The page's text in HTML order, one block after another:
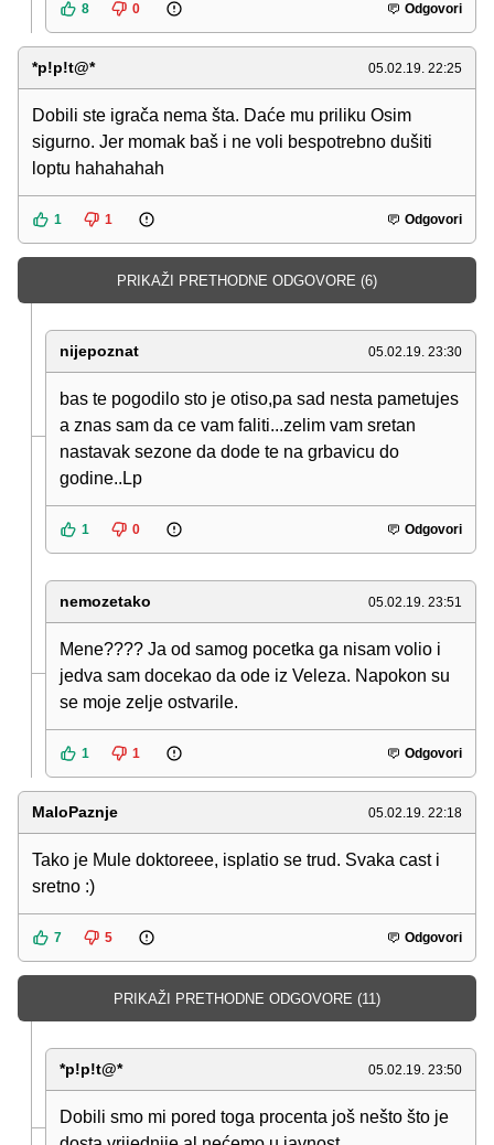
8 0 Odgovori
*p!p!t@* 05.02.19. 22:25
Dobili ste igrača nema šta. Daće mu priliku Osim
sigurno. Jer momak baš i ne voli bespotrebno dušiti
loptu hahahahah
1 1 Odgovori
PRIKAŽI PRETHODNE ODGOVORE (6)
nijepoznat 05.02.19. 23:30
bas te pogodilo sto je otiso,pa sad nesta pametujes
a znas sam da ce vam faliti...zelim vam sretan
nastavak sezone da dode te na grbavicu do
godine..Lp
1 0 Odgovori
nemozetako 05.02.19. 23:51
Mene???? Ja od samog pocetka ga nisam volio i
jedva sam docekao da ode iz Veleza. Napokon su
se moje zelje ostvarile.
1 1 Odgovori
MaloPaznje 05.02.19. 22:18
Tako je Mule doktoreee, isplatio se trud. Svaka cast i
sretno :)
7 5 Odgovori
PRIKAŽI PRETHODNE ODGOVORE (11)
*p!p!t@* 05.02.19. 23:50
Dobili smo mi pored toga procenta još nešto što je